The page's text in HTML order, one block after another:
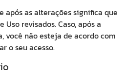
após as alterações significa que
revisados. Caso, após a
você não esteja de acordo com
o seu acesso.